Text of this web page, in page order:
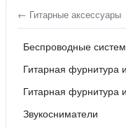
← Гитарные аксессуары
Беспроводные
Гитарная фурнитура
Гитарная фурнитура
Звукосниматели